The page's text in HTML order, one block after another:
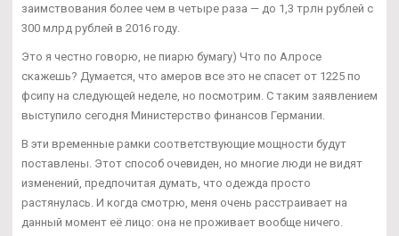
заимствования более чем в четыре раза — до 1,3 трлн рублей с
300 млрд рублей в 2016 году.
Это я честно говорю, не пиарю бумагу) Что по Алросе
скажешь? Думается, что амеров все это не спасет от 1225 по
фсипу на следующей неделе, но посмотрим. С таким заявлением
выступило сегодня Министерство финансов Германии.
В эти временные рамки соответствующие мощности будут
поставлены. Этот способ очевиден, но многие люди не видят
изменений, предпочитая думать, что одежда просто
растянулась. И когда смотрю, меня очень расстраивает на
данный момент её лицо: она не проживает вообще ничего.